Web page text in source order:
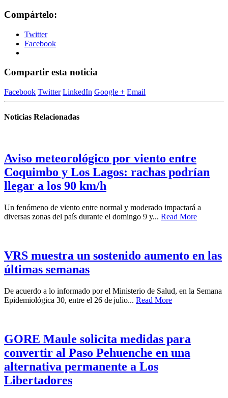
Compártelo:
Twitter
Facebook
Compartir esta noticia
Facebook Twitter LinkedIn Google + Email
Noticias Relacionadas
Aviso meteorológico por viento entre
Coquimbo y Los Lagos: rachas podrían
llegar a los 90 km/h
Un fenómeno de viento entre normal y moderado impactará a
diversas zonas del país durante el domingo 9 y... Read More
VRS muestra un sostenido aumento en las
últimas semanas
De acuerdo a lo informado por el Ministerio de Salud, en la Semana
Epidemiológica 30, entre el 26 de julio... Read More
GORE Maule solicita medidas para
convertir al Paso Pehuenche en una
alternativa permanente a Los
Libertadores